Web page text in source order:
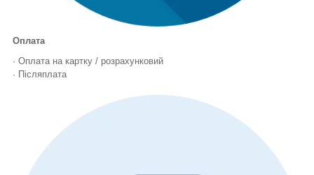
Оплата
· Оплата на картку / розрахунковий
· Післяплата